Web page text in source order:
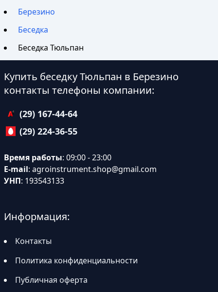
Березино
Беседка
Беседка Тюльпан
Купить беседку Тюльпан в Березино
контакты телефоны компании:
(29) 167-44-64
(29) 224-36-55
Время работы: 09:00 - 23:00
E-mail: agroinstrument.shop@gmail.com
УНП: 193543133
Информация:
Контакты
Политика конфиденциальности
Публичная оферта